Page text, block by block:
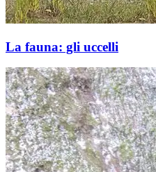
La fauna: gli uccelli